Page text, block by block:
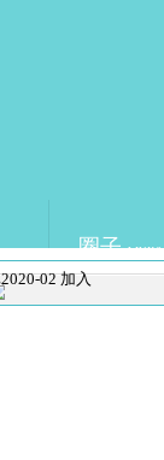
圈子LINKS
2020-02 加入